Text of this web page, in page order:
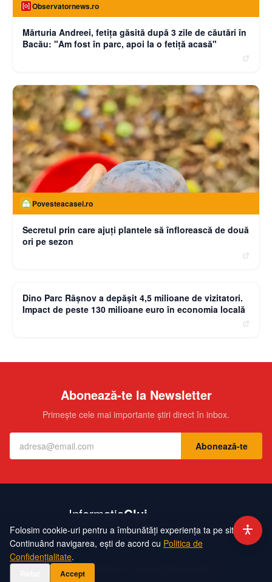
Observatornews.ro
Mărturia Andreei, fetiţa găsită după 3 zile de căutări în
Bacău: "Am fost în parc, apoi la o fetiţă acasă"
Povesteacasei.ro
Secretul prin care ajuți plantele să înflorească de două
ori pe sezon
Dino Parc Râșnov a depășit 4,5 milioane de vizitatori.
Impact de peste 130 milioane euro în economia locală
Abonează-te la Newsletter
Primește cele mai importante știri direct în inbox.
Abonează-te
ContactEchipa Publicitate Politică de ConfidențialitateHartă Site
©2026
Folosim cookie-uri pentru a îmbunătăți experiența ta pe site.
Continuând navigarea, ești de acord cu Politica de
Confidențialitate.
Accept